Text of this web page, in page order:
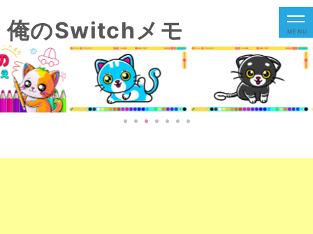
俺のSwitchメモ MENU